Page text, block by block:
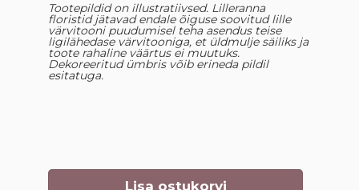
Tootepildid on illustratiivsed. Lilleranna
floristid jätavad endale õiguse soovitud lille
värvitooni puudumisel teha asendus teise
ligilähedase värvitooniga, et üldmulje säiliks ja
toote rahaline väärtus ei muutuks.
Dekoreeritud ümbris võib erineda pildil
esitatuga.
Lisa ostukorvi